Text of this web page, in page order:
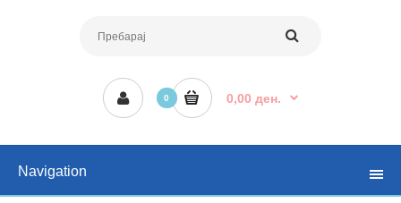
0 0,00 ден.
Navigation